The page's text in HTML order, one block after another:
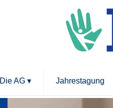
Die AG ▾ Jahrestagung